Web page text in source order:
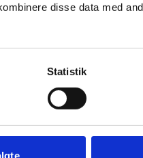
disse data med
Statistik
siden. Hvis
kundeservice.